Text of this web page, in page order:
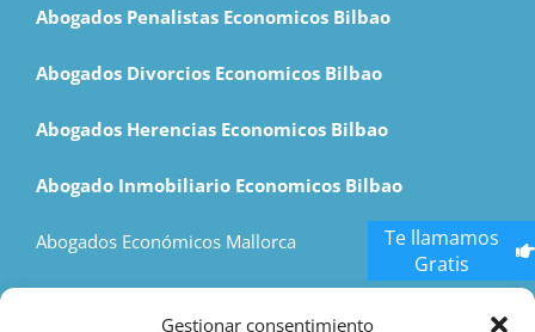
Gestionar consentimiento
Abogados Penalistas Economicos Bilbao
Abogados Divorcios Economicos Bilbao
Abogados Herencias Economicos Bilbao
Abogado Inmobiliario Economicos Bilbao
Abogados Económicos Mallorca
Te llamamos
Gratis